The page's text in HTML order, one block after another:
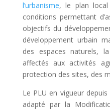
l’urbanisme, le plan local
conditions permettant
objectifs du
développement urbain
des espaces naturels,
affectés aux activités
protection des sites, des
Le PLU en vigueur
adapté par la